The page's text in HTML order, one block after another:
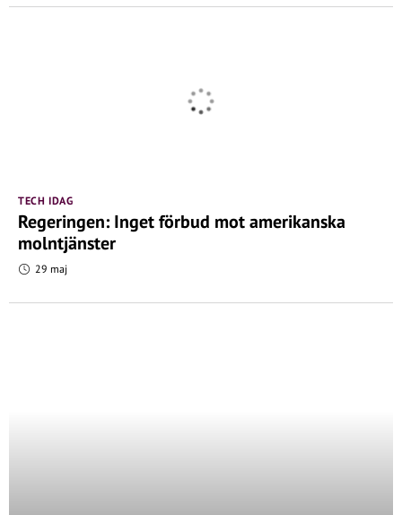
TECH IDAG
Regeringen: Inget förbud mot amerikanska
molntjänster
29 maj